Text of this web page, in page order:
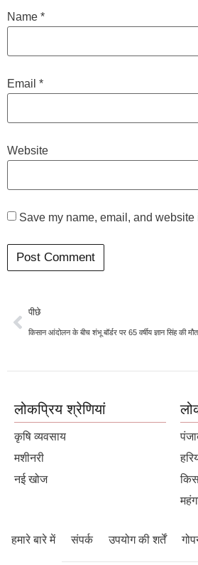
Name *
Email *
Website
Save my name, email, and
पीछे
किसान आंदोलन के बीच शंभू बॉर्डर पर 65 वर्षीय ज्ञान सिंह की
लोकप्रिय श्रेणियां
कृषि व्यवसाय
मशीनरी
नई खोज
हमारे बारे में संपर्क उपयोग की शर्तें